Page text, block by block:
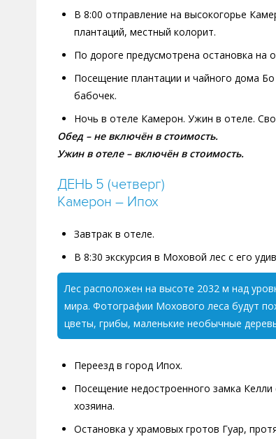
В 8:00 отправление на высокогорье
плантаций, местный колорит.
По дороге предусмотрена остановка на
Посещение плантации и чайного дома
бабочек.
Ночь в отеле Камерон. Ужин в отеле.
Обед – не включён в стоимость.
Ужин в отеле – включён в стоимость.
ДЕНЬ 5 (четверг)
Камерон – Ипох
Завтрак в отеле.
В 8:30 экскурсия в Моховой лес с его
Лес расположен на высоте 2032 м над
мира. Фотографии Мохового леса будут
цветы, грибы, маленькие необычные
Переезд в город Ипох.
Посещение недостроенного замка
хозяина.
Остановка у храмовых гротов Гуар,